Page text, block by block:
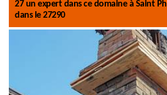
27 un expert dans ce domaine à Saint
dans le 27290